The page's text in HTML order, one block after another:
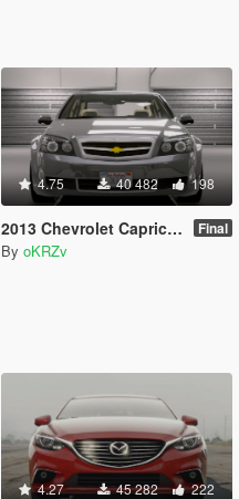
4.75 40 482 198
2013 Chevrolet Caprice LS [Add-On / Replace] Final
By oKRZv
4.27 45 282 222